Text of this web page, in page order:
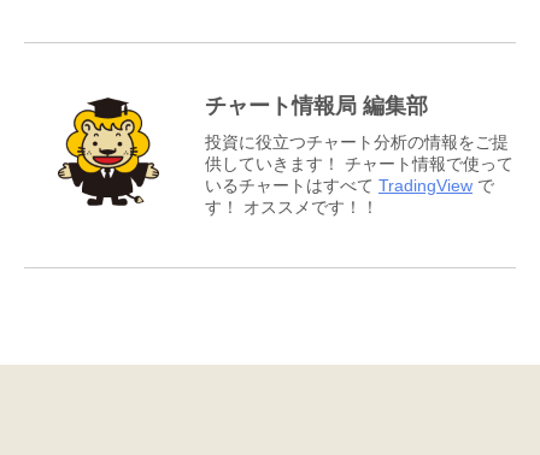
チャート情報局 編集部
投資に役立つチャート分析の情報をご提
供していきます！ チャート情報で使って
いるチャートはすべて TradingView で
す！ オススメです！！